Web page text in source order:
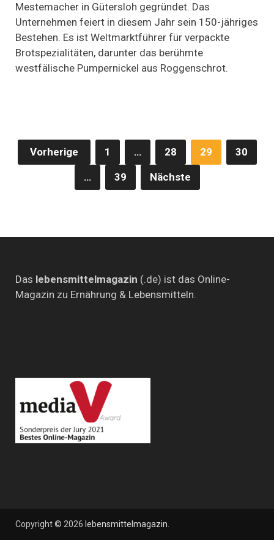
Pumpernickel
und
Lifestyle-
Brote
für
die
Mestemacher in Gütersloh gegründet. Das
Unternehmen feiert in diesem Jahr sein 150-jähriges
Bestehen. Es ist Weltmarktführer für verpackte
Brotspezialitäten, darunter das berühmte
westfälische Pumpernickel aus Roggenschrot.
Seitennummerierung
Vorherige 1 … 28 29 30
… 39 Nächste
Das lebensmittelmagazin (.de) ist das Online-
Magazin zu Ernährung & Lebensmitteln.
Copyright © 2026 lebensmittelmagazin